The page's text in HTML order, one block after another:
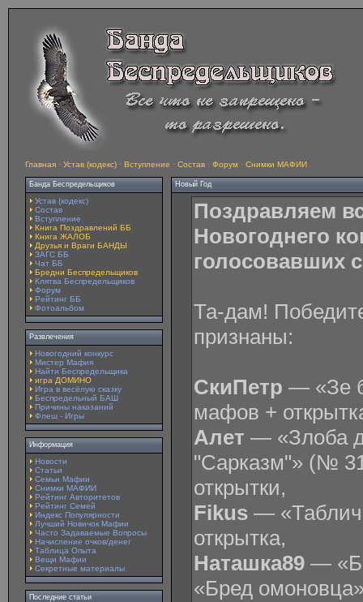
Главная · Устав (кодекс) · Вступление · Состав · Форум · Снимки МАФИИ
Банда Беспредельщиков
Устав (кодекс)
Состав
Вступление
Книга Поздравлений ББ
Книга ЖАЛОБ
Друзья и Враги БАНДЫ
ЗАГС ББ
Чат ББ
Бредни Беспредельщиков
Клятва Беспредельщиков
Форум
Рейтинг ББ
Фотоальбом
Развлечения
Новогодний конкурс
Мистер Мафия
Найти Беспредельщика
игра ДОМИНО
Игра в весёлую сказку
Беспредельный БАШ
Причины наказаний
Флеш - Игры
Информация
Новости
Статьи
Семьи Мафии
Снимки МАФИИ
Рейтинг Авторитетов
Рейтинг Семей
Индекс Популярности
Лучший Новичок Мафии
Часто Задаваемые Вопросы
Начисление очков/денег
Таблица Опыта
Вещи Мафии
Секретные материалы
Последние статьи
Новый Год
Поздравляем
Новогоднего
голосовавших
Та-дам!
признаны:
СкиПетр — «Зе
мафов +
Алет — «Злоба
"Сарказм"» (№
открытки,
Fikus —
открытка,
Наташка89 —
«Бред